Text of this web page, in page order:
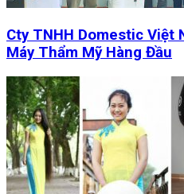
Cty TNHH Domestic Việt
Máy Thẩm Mỹ Hàng Đầu